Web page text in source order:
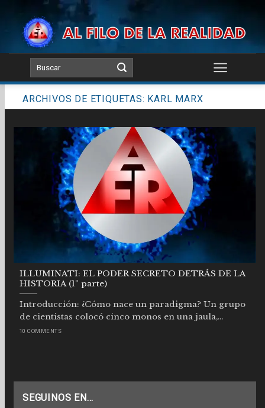
content
ARCHIVOS DE ETIQUETAS: KARL MARX
ILLUMINATI: EL PODER SECRETO DETRÁS DE LA
HISTORIA (1º parte)
Introducción: ¿Cómo nace un paradigma? Un grupo
de cientistas colocó cinco monos en una jaula,...
10 COMMENTS
SEGUINOS EN…